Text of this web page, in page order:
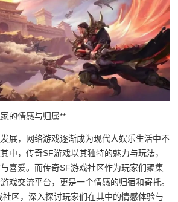
的情感与归属**
展，网络游戏逐渐成为现代人娱乐生活中不
中，传奇SF游戏以其独特的魅力与玩法，
喜爱。而传奇SF游戏社区作为玩家们聚集
戏交流平台，更是一个情感的归宿和寄托。
区，深入探讨玩家们在其中的情感体验与